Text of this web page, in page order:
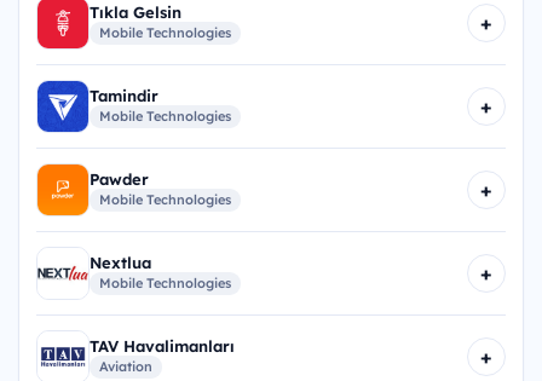
Tıkla Gelsin
Mobile Technologies +
Tamindir
Mobile Technologies +
Pawder
Mobile Technologies +
Nextlua
Mobile Technologies +
TAV Havalimanları
Aviation +